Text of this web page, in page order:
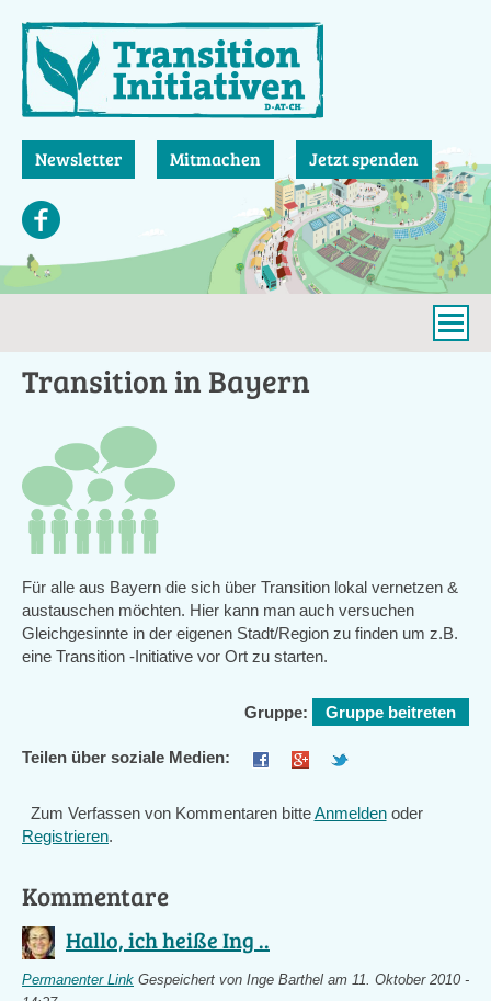
zum
Inhalt
Newsletter Mitmachen Jetzt spenden
Transition in Bayern
Für alle aus Bayern die sich über Transition lokal vernetzen &
austauschen möchten. Hier kann man auch versuchen
Gleichgesinnte in der eigenen Stadt/Region zu finden um z.B.
eine Transition -Initiative vor Ort zu starten.
Gruppe: Gruppe beitreten
Teilen über soziale Medien:
Zum Verfassen von Kommentaren bitteAnmeldenoder
Registrieren.
Kommentare
Hallo, ich heiße Ing ..
Permanenter Link Gespeichert von Inge Barthel am 11. Oktober 2010 -